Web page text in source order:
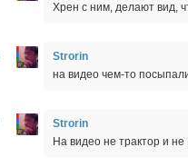
Хрен с ним, делают вид,
Strorin
на видео чем-то
Strorin
На видео не трактор и не